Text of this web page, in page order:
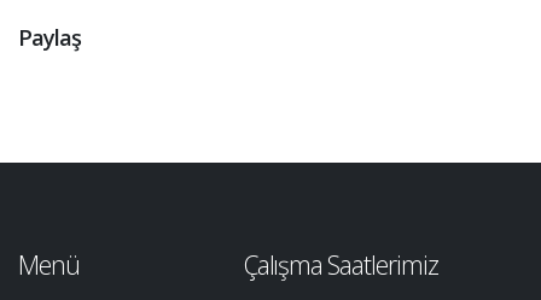
Paylaş
Menü Çalışma Saatlerimiz